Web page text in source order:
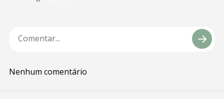
Nenhum comentário